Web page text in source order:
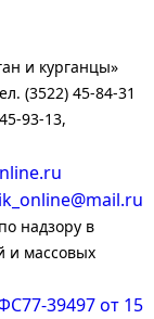
и курганцы»
(3522) 45-84-31
93-13,
надзору в
и массовых
39497 от 15